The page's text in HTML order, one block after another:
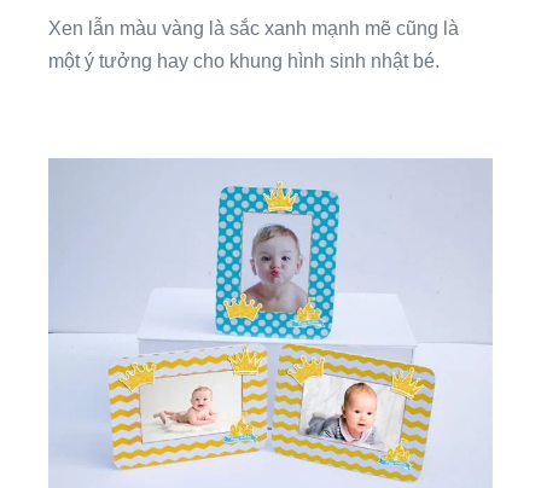
Xen lẫn màu vàng là sắc xanh mạnh mẽ cũng là
một ý tưởng hay cho khung hình sinh nhật bé.